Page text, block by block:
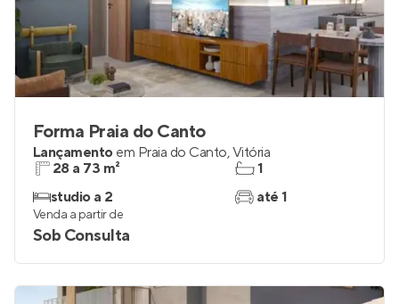
Forma Praia do Canto
Lançamento em Praia do Canto,Vitória
28 a 73 m²
studio a 2
1
até 1
Venda a partir de
Sob Consulta